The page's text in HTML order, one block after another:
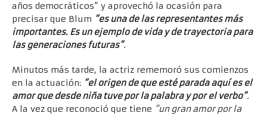
años democráticos” y aprovechó la ocasión para
precisar que Blum “es una de las representantes más
importantes. Es un ejemplo de vida y de trayectoria para
las generaciones futuras”.
Minutos más tarde, la actriz rememoró sus comienzos
en la actuación: “el origen de que esté parada aquí es el
amor que desde niña tuve por la palabra y por el verbo”.
A la vez que reconoció que tiene “un gran amor por la